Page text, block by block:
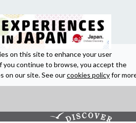
on this site to enhance your user
you continue to browse, you accept the
on our site. See ourcookies policyfor